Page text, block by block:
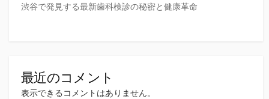
渋谷で発見する最新歯科検診の秘密と健康革命
最近のコメント
表示できるコメントはありません。